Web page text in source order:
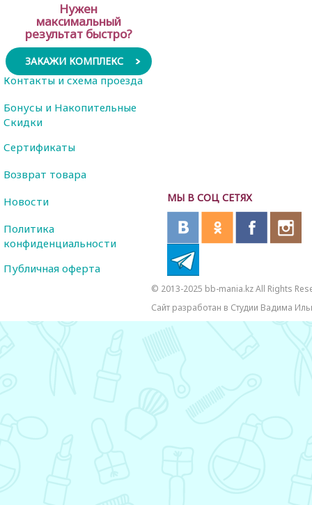
Нужен
максимальный
результат быстро?
ЗАКАЖИ КОМПЛЕКС
МЫ В СОЦ СЕТЯХ
Контакты и схема проезда
Бонусы и Накопительные
Скидки
Сертификаты
Возврат товара
Новости
Политика
конфиденциальности
Публичная оферта
© 2013-2025 bb-mania.kz All Rights
Сайт разработан в Студии Вадима